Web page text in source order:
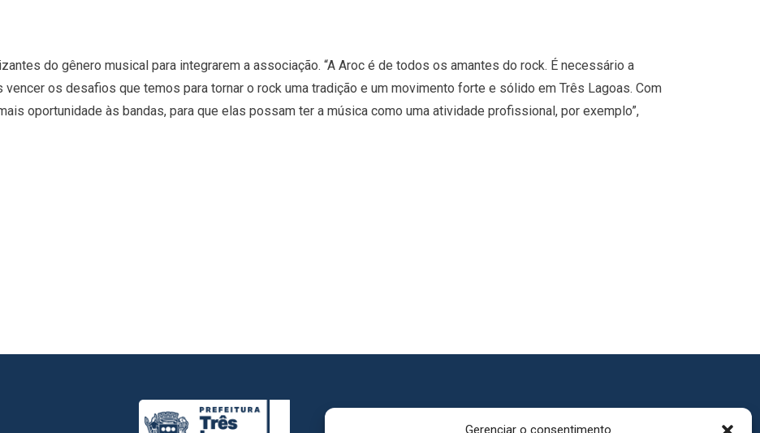
Gerenciar o consentimento
do gênero musical para integrarem a associação. “A Aroc é de todos os amantes do rock. É necessário a
os desafios que temos para tornar o rock uma tradição e um movimento forte e sólido em Três Lagoas. Com
oportunidade às bandas, para que elas possam ter a música como uma atividade profissional, por exemplo”,